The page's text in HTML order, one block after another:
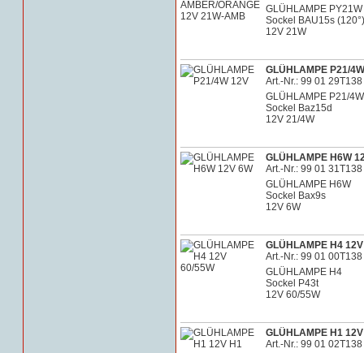
GLÜHLAMPE PY21W
Sockel BAU15s (120°)
12V 21W
GLÜHLAMPE P21/
Art.-Nr.: 99 01 29T138
GLÜHLAMPE P21/4W
Sockel Baz15d
12V 21/4W
GLÜHLAMPE H6W
Art.-Nr.: 99 01 31T138
GLÜHLAMPE H6W
Sockel Bax9s
12V 6W
GLÜHLAMPE H4
Art.-Nr.: 99 01 00T138
GLÜHLAMPE H4
Sockel P43t
12V 60/55W
GLÜHLAMPE H1
Art.-Nr.: 99 01 02T138